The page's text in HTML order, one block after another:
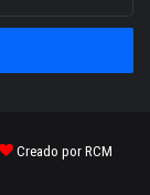
Creado por RCM